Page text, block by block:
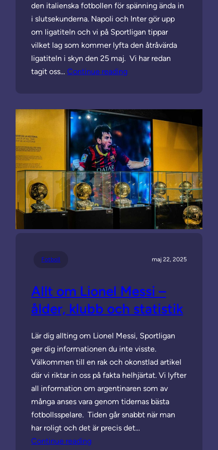
den italienska fotbollen för spänning ända in
i slutsekunderna. Napoli och Inter gör upp
om ligatiteln och vi på Sportligan tippar
vilket lag som kommer lyfta den åtråvärda
ligatiteln i skyn den 25 maj. Vi har redan
tagit oss… Continue reading
Fotboll maj 22, 2025
Allt om Lionel Messi –
ålder, klubb och statistik
Lär dig allting om Lionel Messi, Sportligan
ger dig informationen du inte visste.
Välkommen till en rak och okonstlad artikel
där vi riktar in oss på fakta helhjärtat. Vi lyfter
all information om argentinaren som av
många anses vara genom tidernas bästa
fotbollsspelare. Tiden går snabbt när man
har roligt och det är precis det…
Continue reading